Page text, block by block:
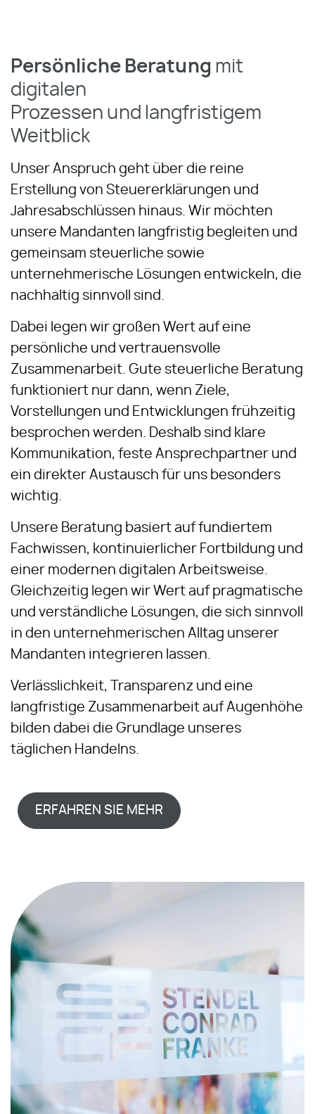
Persönliche Beratung mit
digitalen
Prozessen und langfristigem
Weitblick
Unser Anspruch geht über die reine
Erstellung von Steuererklärungen und
Jahresabschlüssen hinaus. Wir möchten
unsere Mandanten langfristig begleiten und
gemeinsam steuerliche sowie
unternehmerische Lösungen entwickeln, die
nachhaltig sinnvoll sind.
Dabei legen wir großen Wert auf eine
persönliche und vertrauensvolle
Zusammenarbeit. Gute steuerliche Beratung
funktioniert nur dann, wenn Ziele,
Vorstellungen und Entwicklungen frühzeitig
besprochen werden. Deshalb sind klare
Kommunikation, feste Ansprechpartner und
ein direkter Austausch für uns besonders
wichtig.
Unsere Beratung basiert auf fundiertem
Fachwissen, kontinuierlicher Fortbildung und
einer modernen digitalen Arbeitsweise.
Gleichzeitig legen wir Wert auf pragmatische
und verständliche Lösungen, die sich sinnvoll
in den unternehmerischen Alltag unserer
Mandanten integrieren lassen.
Verlässlichkeit, Transparenz und eine
langfristige Zusammenarbeit auf Augenhöhe
bilden dabei die Grundlage unseres
täglichen Handelns.
ERFAHREN SIE MEHR